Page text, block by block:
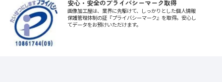
安心・安全のプライバシーマーク取得
画像加工屋は、業界に先駆けて、しっかりとした個人情報
保護管理体制の証『プライバシーマーク』を取得。安心し
てデータをお預けいただけます。